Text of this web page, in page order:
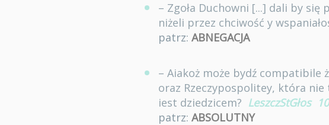
– Zgoła Duchowni [...] dali by
niżeli przez chciwość y
patrz: ABNEGACJA
– Aiakoż może bydź compatibile
oraz Rzeczypospolitey, która
iest dziedzicem? LeszczStGłos
patrz: ABSOLUTNY